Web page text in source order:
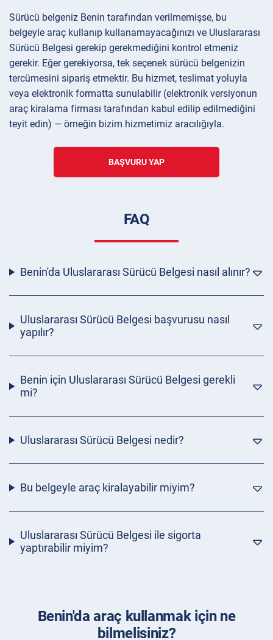
Sürücü belgeniz Benin tarafından verilmemişse, bu
belgeyle araç kullanıp kullanamayacağınızı ve Uluslararası
Sürücü Belgesi gerekip gerekmediğini kontrol etmeniz
gerekir. Eğer gerekiyorsa, tek seçenek sürücü belgenizin
tercümesini sipariş etmektir. Bu hizmet, teslimat yoluyla
veya elektronik formatta sunulabilir (elektronik versiyonun
araç kiralama firması tarafından kabul edilip edilmediğini
teyit edin) — örneğin bizim hizmetimiz aracılığıyla.
BAŞVURU YAP
FAQ
Benin'da Uluslararası Sürücü Belgesi nasıl alınır?
Uluslararası Sürücü Belgesi başvurusu nasıl
yapılır?
Benin için Uluslararası Sürücü Belgesi gerekli
mi?
Uluslararası Sürücü Belgesi nedir?
Bu belgeyle araç kiralayabilir miyim?
Uluslararası Sürücü Belgesi ile sigorta
yaptırabilir miyim?
Benin'da araç kullanmak için ne
bilmelisiniz?